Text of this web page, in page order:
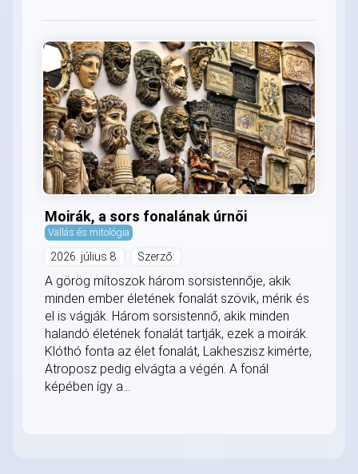
Moirák, a sors fonalának úrnői
Vallás és mitológia
2026. július 8. Szerző:
A görög mítoszok három sorsistennője, akik
minden ember életének fonalát szövik, mérik és
el is vágják. Három sorsistennő, akik minden
halandó életének fonalát tartják, ezek a moirák.
Klóthó fonta az élet fonalát, Lakheszisz kimérte,
Atroposz pedig elvágta a végén. A fonál
képében így a...